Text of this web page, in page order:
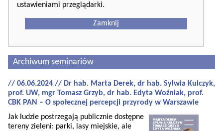
ustawieniami przeglądarki.
Zamknij
Archiwum seminariów
// 06.06.2024 // Dr hab. Marta Derek, dr hab. Sylwia Kulczyk,
prof. UW, mgr Tomasz Grzyb, dr hab. Edyta Woźniak, prof.
CBK PAN – O społecznej percepcji przyrody w Warszawie
Jak ludzie postrzegają publicznie dostępne
tereny zieleni: parki, lasy miejskie, ale